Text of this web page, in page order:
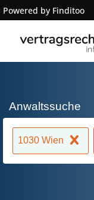
Powered by Finditoo
Anwaltssuche
1030 Wien